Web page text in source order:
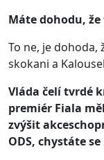
Máte dohodu,
To ne, je
skokani a
Vláda čelí tvrdé
premiér Fiala
zvýšit
ODS, chystáte